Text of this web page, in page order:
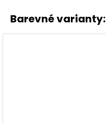
Barevné varianty: